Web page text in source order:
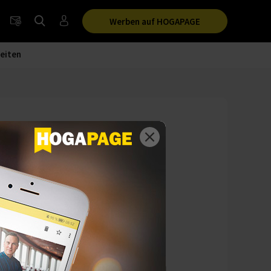
Werben auf HOGAPAGE
Style
Bouley